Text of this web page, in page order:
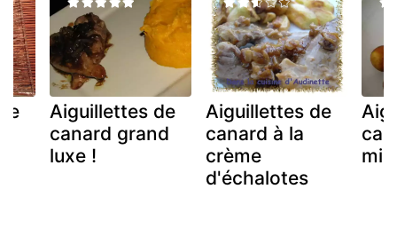
Aiguillettes de
canard grand
luxe !
Aiguillettes de
canard à la
crème
d'échalotes